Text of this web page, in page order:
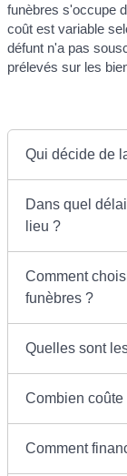
funèbres s'occupe
coût est variable
défunt n'a pas
prélevés sur les
Qui décide de
Dans quel
lieu ?
Comment
funèbres ?
Quelles sont
Combien
Comment